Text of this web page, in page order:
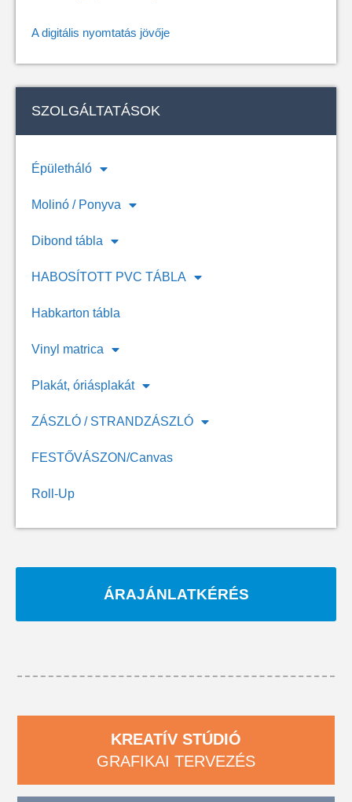
A digitális nyomtatás jövője
SZOLGÁLTATÁSOK
Épületháló
Molinó / Ponyva
Dibond tábla
HABOSÍTOTT PVC TÁBLA
Habkarton tábla
Vinyl matrica
Plakát, óriásplakát
ZÁSZLÓ / STRANDZÁSZLÓ
FESTŐVÁSZON/Canvas
Roll-Up
ÁRAJÁNLATKÉRÉS
KREATÍV STÚDIÓ
GRAFIKAI TERVEZÉS